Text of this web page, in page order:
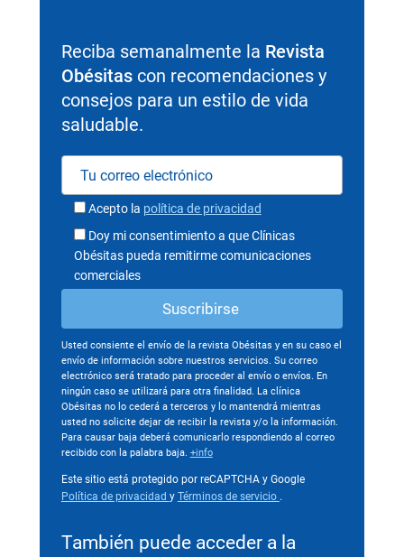
Reciba semanalmente la Revista
Obésitascon recomendaciones y
consejos para un estilo de vida
saludable.
Acepto la política de privacidad
Doy mi consentimiento a que Clínicas
Obésitas pueda remitirme comunicaciones
comerciales
Usted consiente el envío de la revista Obésitas y en su caso el
envío de información sobre nuestros servicios. Su correo
electrónico será tratado para proceder al envío o envíos. En
ningún caso se utilizará para otra finalidad. La clínica
Obésitas no lo cederá a terceros y lo mantendrá mientras
usted no solicite dejar de recibir la revista y/o la información.
Para causar baja deberá comunicarlo respondiendo al correo
recibido con la palabra baja. +info
Este sitio está protegido por reCAPTCHA y Google
Política de privacidad y Términos de servicio .
También puede acceder a la